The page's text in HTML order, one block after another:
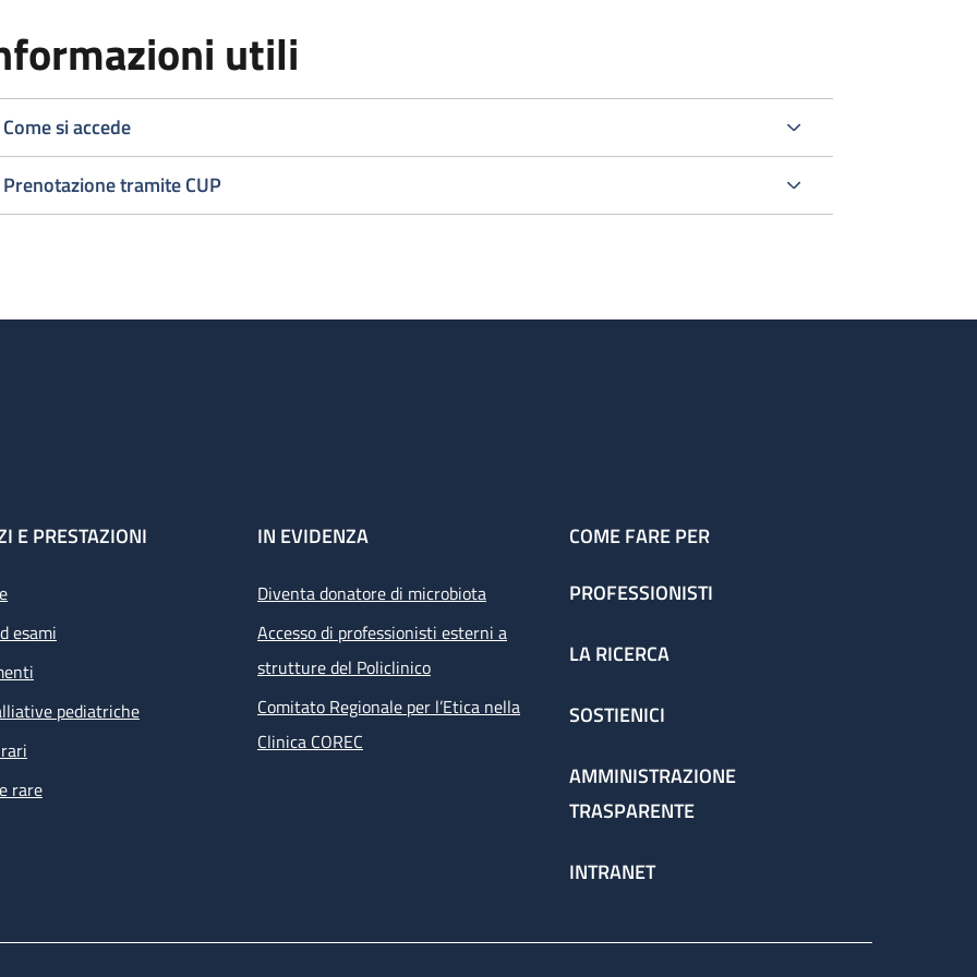
utili
Come si accede
Prenotazione tramite CUP
E PRESTAZIONI
esami
pediatriche
rare
IN EVIDENZA
Diventa donatore di microbiota
Accesso di professionisti esterni a
strutture del Policlinico
Comitato Regionale per l’Etica nella
Clinica COREC
COME FARE PER
PROFESSIONISTI
LA RICERCA
SOSTIENICI
AMMINISTRAZIONE
TRASPARENTE
INTRANET